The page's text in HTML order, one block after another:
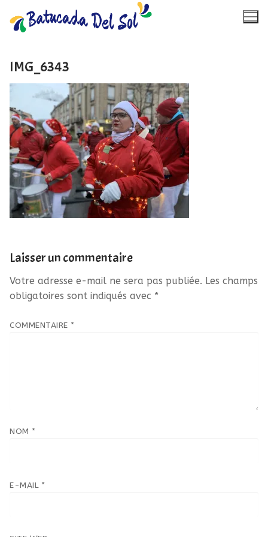
au
Accueil
Calendrier
À propos
Photos
Vidéos
IMG_6343
Laisser un commentaire
Votre adresse e-mail ne sera pas publiée. Les champs
obligatoires sont indiqués avec *
COMMENTAIRE *
NOM *
E-MAIL *